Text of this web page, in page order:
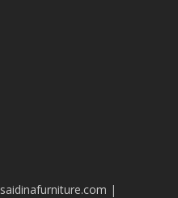
saidinafurniture.com |